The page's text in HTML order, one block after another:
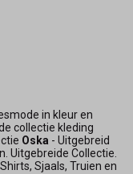
in kleur en
collectie kleding
Oska - Uitgebreid
Uitgebreide Collectie.
Sjaals, Truien en